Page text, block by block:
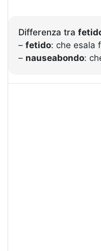
Differenza tra
– fetido: che esala
– nauseabondo: